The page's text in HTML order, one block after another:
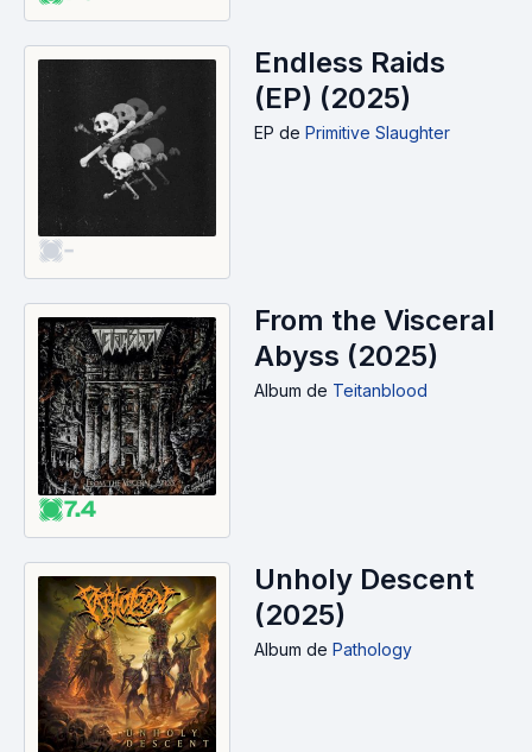
-
Endless Raids
(EP) (2025)
EP de Primitive Slaughter
7.4
From the Visceral
Abyss (2025)
Album de Teitanblood
Unholy Descent
(2025)
Album de Pathology